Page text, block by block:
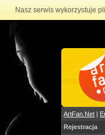
Nasz serwis wykorzystuje
ArtFan.Net |
Rejestracja